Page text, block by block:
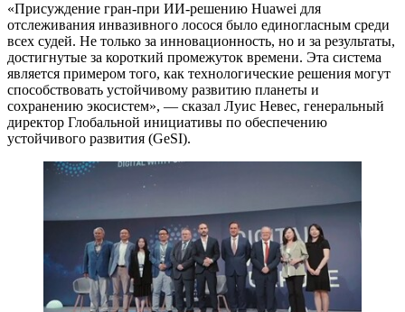
«Присуждение гран-при ИИ-решению Huawei для
отслеживания инвазивного лосося было единогласным среди
всех судей. Не только за инновационность, но и за результаты,
достигнутые за короткий промежуток времени. Эта система
является примером того, как технологические решения могут
способствовать устойчивому развитию планеты и
сохранению экосистем», — сказал Луис Невес, генеральный
директор Глобальной инициативы по обеспечению
устойчивого развития (GeSI).